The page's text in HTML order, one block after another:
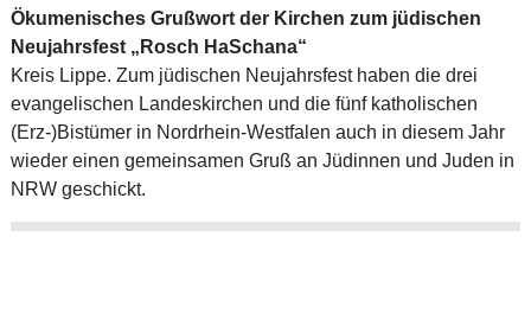
Ökumenisches Grußwort der Kirchen zum jüdischen
Neujahrsfest „Rosch HaSchana“
Kreis Lippe. Zum jüdischen Neujahrsfest haben die drei
evangelischen Landeskirchen und die fünf katholischen
(Erz-)Bistümer in Nordrhein-Westfalen auch in diesem Jahr
wieder einen gemeinsamen Gruß an Jüdinnen und Juden in
NRW geschickt.